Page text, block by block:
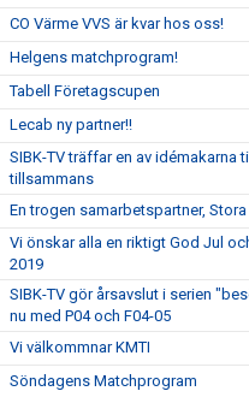
CO Värme VVS är kvar hos oss!
Helgens matchprogram!
Tabell Företagscupen
Lecab ny partner!!
SIBK-TV träffar en av idémakarna
tillsammans
En trogen samarbetspartner, Stora
Vi önskar alla en riktigt God Jul
2019
SIBK-TV gör årsavslut i serien
nu med P04 och F04-05
Vi välkommnar KMTI
Söndagens Matchprogram